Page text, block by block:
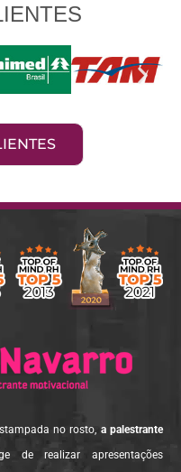
no rosto, a palestrante
de realizar apresentações